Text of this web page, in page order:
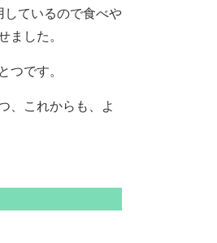
ているので食べや
ました。
つです。
、これからも、よ